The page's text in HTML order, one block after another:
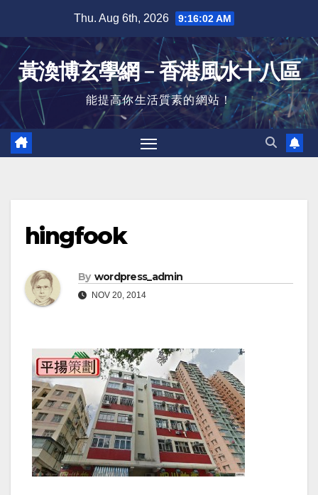
content
Thu. Aug 6th, 2026 9:16:03 AM
黃渙博玄學網﹣香港風水十八區
能提高你生活質素的網站！
hingfook
By wordpress_admin
NOV 20, 2014